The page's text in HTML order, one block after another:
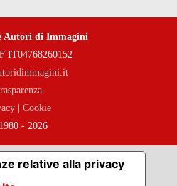
Autori di Immagini
IT04768260152
| Cookie
- 2026
relative alla privacy